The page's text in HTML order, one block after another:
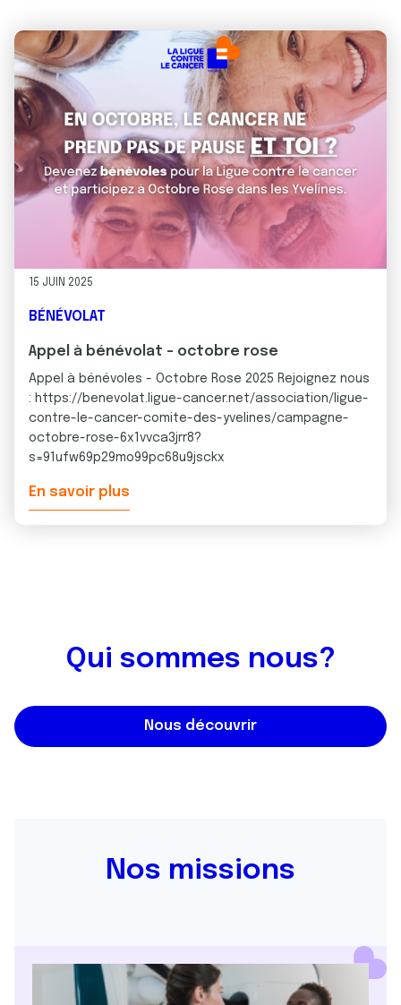
15 JUIN 2025
BÉNÉVOLAT
Appel à bénévolat - octobre rose
Appel à bénévoles - Octobre Rose 2025 Rejoignez nous
: https://benevolat.ligue-cancer.net/association/ligue-
contre-le-cancer-comite-des-yvelines/campagne-
octobre-rose-6x1vvca3jrr8?
s=91ufw69p29mo99pc68u9jsckx
En savoir plus
Qui sommes nous?
Nous découvrir
Nos missions